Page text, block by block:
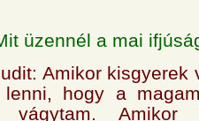
üzennél a mai
Amikor kisgyerek
lenni, hogy a
vágytam. Amikor